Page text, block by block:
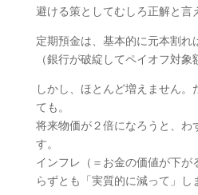
避ける策としてむしろ正解と言
定期預金は、基本的に元本割れ
（銀行が破綻してペイオフ対象
しかし、ほとんど増えません。
ても。
将来物価が２倍になろうと、わ
す。
インフレ（＝お金の価値が下が
らずとも「実質的に減って」し